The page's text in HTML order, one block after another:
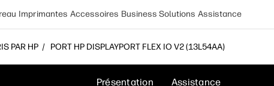
Imprimantes Accessoires Business Solutions Assistance
PAR HP PORT HP DISPLAYPORT FLEX IO V2 (13L54AA)
Présentation Assistance